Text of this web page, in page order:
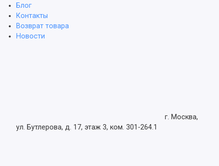
Блог
Контакты
Возврат товара
Новости
г. Москва,
ул. Бутлерова, д. 17, этаж 3, ком. 301-264.1